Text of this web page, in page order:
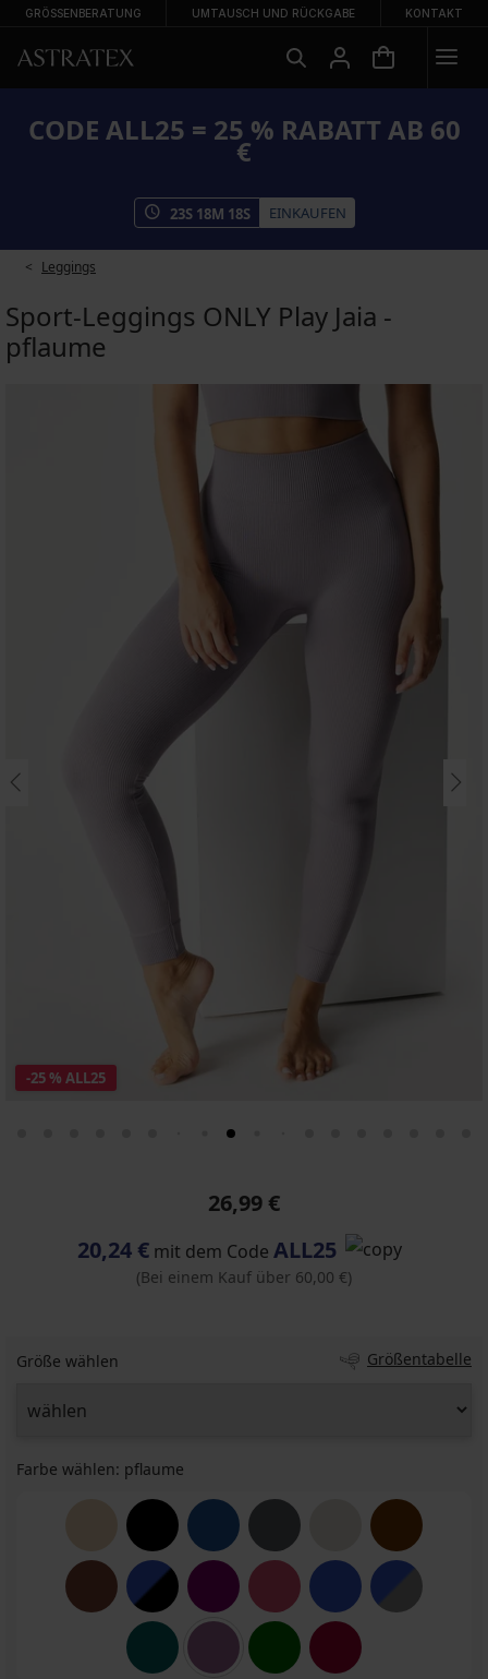
GRÖSSENBERATUNG UMTAUSCH UND RÜCKGABE KONTAKT
CODE ALL25 = 25 % RABATT AB 60
€
23S 18M 18S EINKAUFEN
Leggings
Sport-Leggings ONLY Play Jaia -
pflaume
-25 % ALL25
26,99 €
20,24 € mit dem Code ALL25
(Bei einem Kauf über 60,00 €)
Größe wählen Größentabelle
Farbe wählen: pflaume